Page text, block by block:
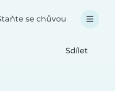
se chůvou
Sdílet